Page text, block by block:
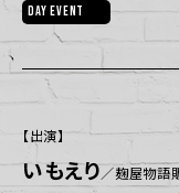
DAY EVENT
【出演】
いもえり／麹屋物語